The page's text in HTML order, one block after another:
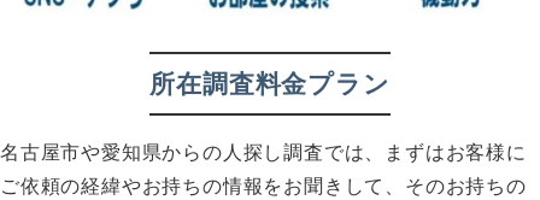
所在調査料金プラン
名古屋市や愛知県からの人探し調査では、まずはお客様に
ご依頼の経緯やお持ちの情報をお聞きして、そのお持ちの